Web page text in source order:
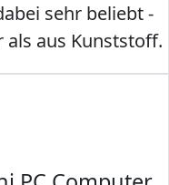
sehr beliebt -
als aus Kunststoff.